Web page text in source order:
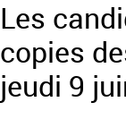
Les
copies
jeudi 9